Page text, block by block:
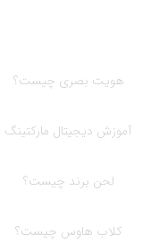
هویت بصری چیست؟
آموزش دیجیتال مارکتینگ
لحن برند چیست؟
کلاب هاوس چیست؟